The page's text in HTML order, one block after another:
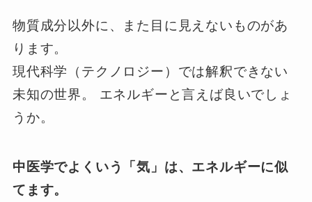
物質成分以外に、また目に見えないものがあ
ります。
現代科学（テクノロジー）では解釈できない
未知の世界。 エネルギーと言えば良いでしょ
うか。
中医学でよくいう「気」は、エネルギーに似
てます。